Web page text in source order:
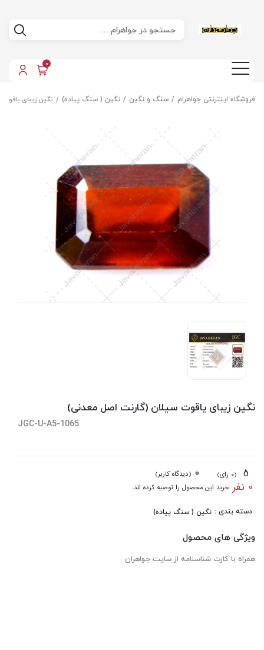
0
فروشگاه اینترنتی جواهرام سنگ و نگین نگین ( سنگ پیاده) نگین زیبای
نگین زیبای یاقوت سیلان (گارنت اصل معدنی)
JGC-U-A5-1065
(0 رای) 0 (دیدگاه کاربر)
0 نفر خرید این محصول را توصیه کرده اند.
دسته بندی : نگین ( سنگ پیاده)
ویژگی های محصول
همراه با کارت شناسنامه از سایت جواهران